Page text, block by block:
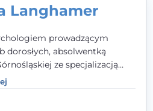
Langhamer
prowadzącym
dorosłych, absolwentką
ze specjalizacją
konsultacje
i pierwszą pomoc
w kryzysie, przewlekłym